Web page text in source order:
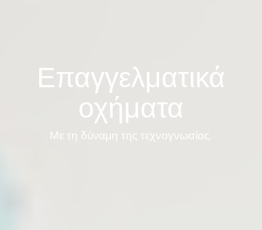
Επαγγελματικά
οχήματα
Με τη δύναμη της τεχνογνωσίας.